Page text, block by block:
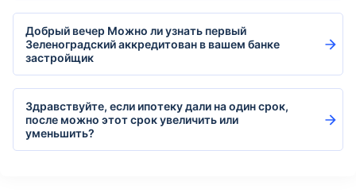
Добрый вечер Можно ли узнать первый
Зеленоградский аккредитован в вашем банке
застройщик
Здравствуйте, если ипотеку дали на один срок,
после можно этот срок увеличить или
уменьшить?